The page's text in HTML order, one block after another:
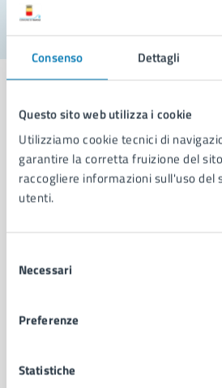
Consenso Dettagli
Questo sito web utilizza i cookie
Utilizziamo cookie tecnici di
garantire la corretta fruizione del
raccogliere informazioni sull'uso del
utenti.
delNecessari
Preferenze
Statistiche
Comune di Napoli
AMMINISTRAZIONE
Municipalità
Uffici
Politici
Intranet, posta aziendale e protocollo